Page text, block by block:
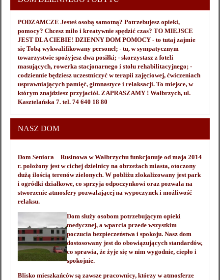
PODZAMCZE Jesteś osobą samotną? Potrzebujesz opieki,
pomocy? Chcesz miło i kreatywnie spędzić czas? TO MIEJSCE
JEST DLA CIEBIE! DZIENNY DOM POMOCY - to tutaj zajmie
się Tobą wykwalifikowany personel; - tu, w sympatycznym
towarzystwie spożyjesz dwa posiłki; - skorzystasz z foteli
masujących, rowerka stacjonarnego i stołu rehabilitacyjnego; -
codziennie będziesz uczestniczyć w terapii zajęciowej, ćwiczeniach
usprawniających pamięć, gimnastyce i relaksacji. To miejsce, w
którym znajdziesz przyjaciół. ZAPRASZAMY ! Wałbrzych, ul.
Kasztelańska 7. tel. 74 640 18 80
NASZ DOM
Dom Seniora – Rusinowa w Wałbrzychu funkcjonuje od maja 2014
r. położony jest w cichej dzielnicy na obrzeżach miasta, otoczony
dużą ilością terenów zielonych. W pobliżu zlokalizowany jest park
i ogródki działkowe, co sprzyja odpoczynkowi oraz pozwala na
stworzenie atmosfery pozwalającej na wypoczynek i możliwość
relaksu.
Dom służy osobom potrzebującym opieki
medycznej, a wparcia przede wszystkim
poczucia bezpieczeństwa i spokoju. Nasz dom
dostosowany jest do obowiązujących standardów,
co sprawia, że żyje się w nim wygodnie, ciepło i
spokojnie.
Blisko mieszkańców są zawsze pracownicy, którzy w atmosferze